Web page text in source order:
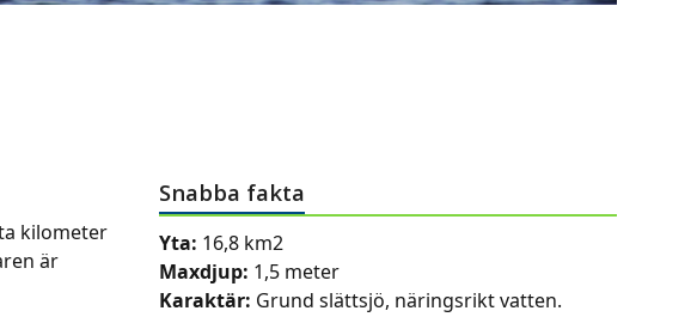
kilometer
är
Snabba fakta
Yta: 16,8 km2
Maxdjup: 1,5 meter
Karaktär: Grund slättsjö, näringsrikt vatten.